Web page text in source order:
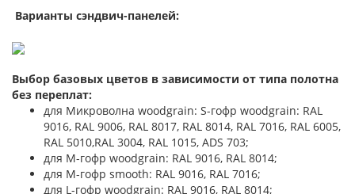
Варианты сэндвич-панелей:
Выбор базовых цветов в зависимости от типа полотна
без переплат:
для Микроволна woodgrain: S-гофр woodgrain: RAL
9016, RAL 9006, RAL 8017, RAL 8014, RAL 7016, RAL 6005,
RAL 5010,RAL 3004, RAL 1015, ADS 703;
для М-гофр woodgrain: RAL 9016, RAL 8014;
для М-гофр smooth: RAL 9016, RAL 7016;
для L-гофр woodgrain: RAL 9016, RAL 8014;